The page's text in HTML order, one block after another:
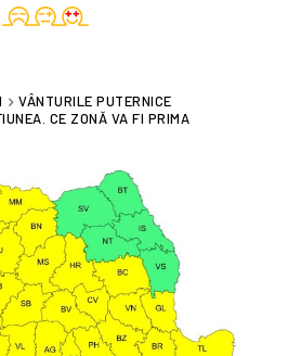
VÂNTURILE PUTERNICE
CE ZONĂ VA FI PRIMA